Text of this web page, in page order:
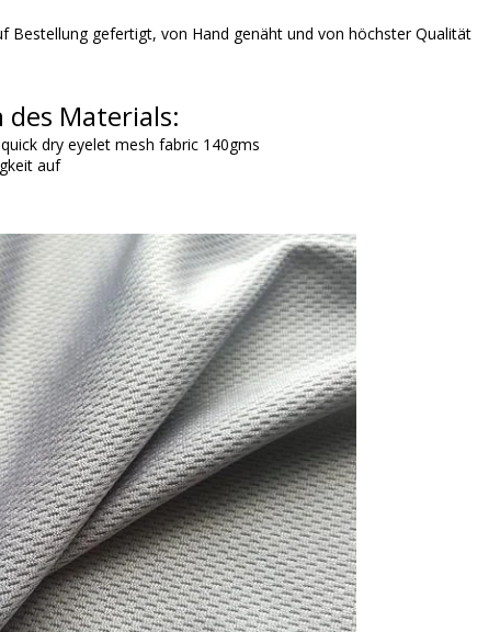
Bestellung gefertigt, von Hand genäht und von höchster Qualität
des Materials:
dry eyelet mesh fabric 140gms
auf